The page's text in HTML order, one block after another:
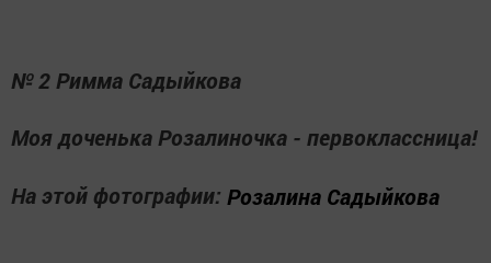
№ 2 Римма Садыйкова
Моя доченька Розалиночка - первоклассница!
На этой фотографии: Розалина Садыйкова